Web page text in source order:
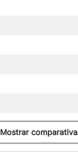
Mostrar comparativa